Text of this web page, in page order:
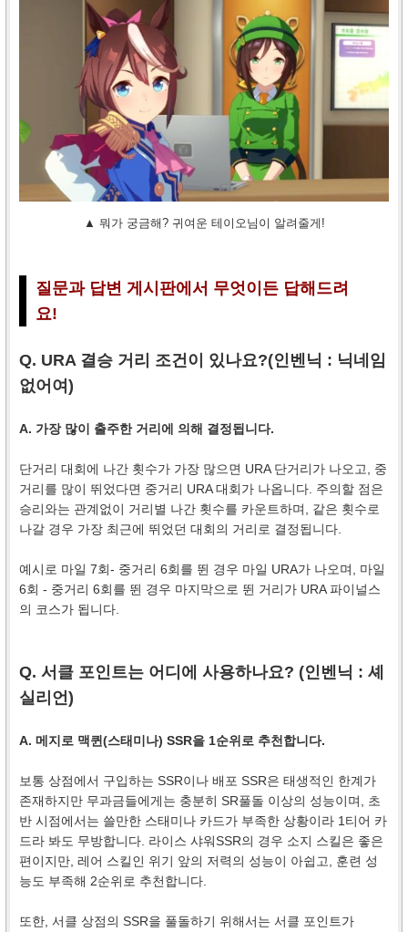
▲ 뭐가 궁금해? 귀여운 테이오님이 알려줄게!
질문과 답변 게시판에서 무엇이든 답해드려
요!
Q. URA 결승 거리 조건이 있나요?(인벤닉 : 닉네임
없어여 )
A. 가장 많이 출주한 거리에 의해 결정됩니다.
단거리 대회에 나간 횟수가 가장 많으면 URA 단거리가 나오고, 중
거리를 많이 뛰었다면 중거리 URA 대회가 나옵니다. 주의할 점은
승리와는 관계없이 거리별 나간 횟수를 카운트하며, 같은 횟수로
나갈 경우 가장 최근에 뛰었던 대회의 거리로 결정됩니다.
예시로 마일 7회- 중거리 6회를 뛴 경우 마일 URA가 나오며, 마일
6회 - 중거리 6회를 뛴 경우 마지막으로 뛴 거리가 URA 파이널스
의 코스가 됩니다.
Q. 서클 포인트는 어디에 사용하나요? (인벤닉 : 셰
실리언 )
A. 메지로 맥퀸(스태미나) SSR을 1순위로 추천합니다.
보통 상점에서 구입하는 SSR이나 배포 SSR은 태생적인 한계가
존재하지만 무과금들에게는 충분히 SR풀돌 이상의 성능이며, 초
반 시점에서는 쓸만한 스태미나 카드가 부족한 상황이라 1티어 카
드라 봐도 무방합니다. 라이스 샤워SSR의 경우 소지 스킬은 좋은
편이지만, 레어 스킬인 위기 앞의 저력의 성능이 아쉽고, 훈련 성
능도 부족해 2순위로 추천합니다.
또한, 서클 상점의 SSR을 풀돌하기 위해서는 서클 포인트가